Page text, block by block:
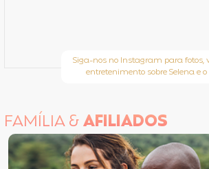
Siga-nos no Instagram para fotos,
entretenimento sobre Selena e o
FAMÍLIA &AFILIADOS